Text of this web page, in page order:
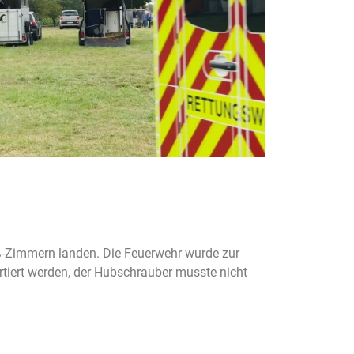
landen. Die Feuerwehr wurde zur
werden, der Hubschrauber musste nicht